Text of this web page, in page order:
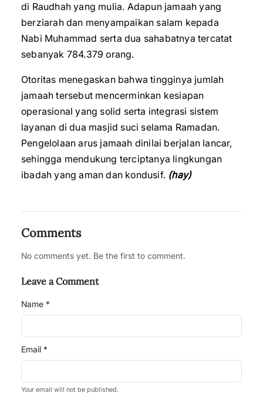
di Raudhah yang mulia. Adapun jamaah yang
berziarah dan menyampaikan salam kepada
Nabi Muhammad serta dua sahabatnya tercatat
sebanyak 784.379 orang.
Otoritas menegaskan bahwa tingginya jumlah
jamaah tersebut mencerminkan kesiapan
operasional yang solid serta integrasi sistem
layanan di dua masjid suci selama Ramadan.
Pengelolaan arus jamaah dinilai berjalan lancar,
sehingga mendukung terciptanya lingkungan
ibadah yang aman dan kondusif. (hay)
Comments
No comments yet. Be the first to comment.
Leave a Comment
Name *
Email *
Your email will not be published.